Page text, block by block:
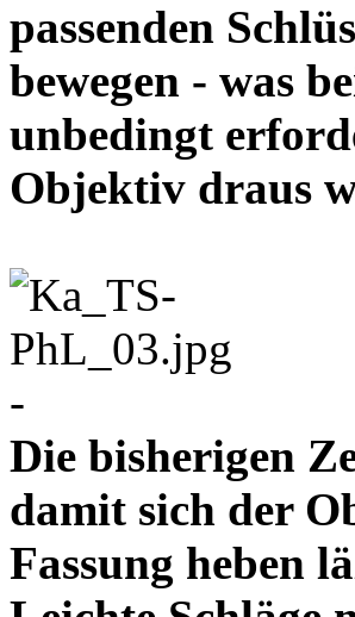
passenden
bewegen - was
unbedingt
Objektiv
-
Die bisherigen
damit sich der
Fassung heben